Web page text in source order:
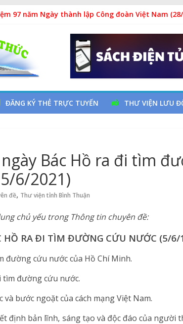
97 năm Ngày thành lập Công đoàn Việt Nam (28/
tố nguy cơ đột quỵ não và dự phòng
Cẩu Thả
văn hóa đọc qua chương trình giao lưu và trao
ĐĂNG KÝ THẺ TRỰC TUYẾN THƯ VIỆN LƯU
Bác Hồ ra đi tìm
6/2021)
đề, Thư viện tỉnh Bình Thuận
chủ yếu trong Thông tin chuyên đề:
HỒ RA ĐI TÌM ĐƯỜNG CỨU NƯỚC (5/
đường cứu nước của Hồ Chí Minh.
tìm đường cứu nước.
bước ngoặt của cách mạng Việt Nam.
định bản lĩnh, sáng tạo và độc đáo của người